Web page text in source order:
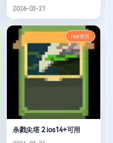
2026-03-21
ios专区
杀戮尖塔 2 ios14+可用